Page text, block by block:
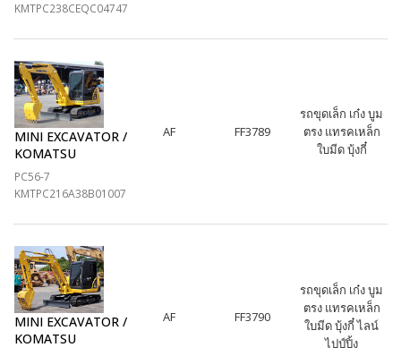
KMTPC238CEQC04747
MINI EXCAVATOR /
KOMATSU
PC56-7
KMTPC216A38B01007
AF FF3789
รถขุดเล็ก เก๋ง บูม
ตรง แทรคเหล็ก
ใบมีด บุ้งกี๋
MINI EXCAVATOR /
KOMATSU
AF FF3790
รถขุดเล็ก เก๋ง บูม
ตรง แทรคเหล็ก
ใบมีด บุ้งกี๋ ไลน์
ไปป์ปิ้ง